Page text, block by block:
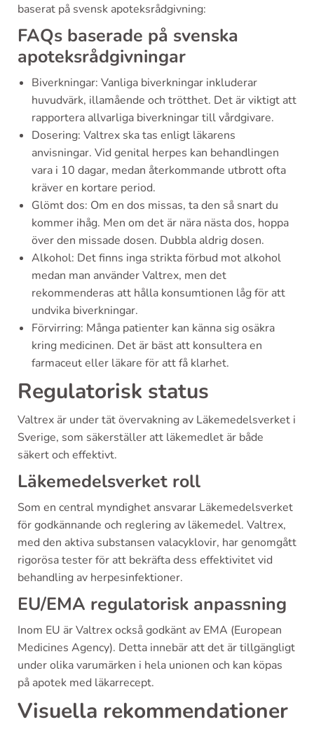
baserat på svensk apoteksrådgivning:
FAQs baserade på svenska
apoteksrådgivningar
Biverkningar: Vanliga biverkningar inkluderar
huvudvärk, illamående och trötthet. Det är viktigt att
rapportera allvarliga biverkningar till vårdgivare.
Dosering: Valtrex ska tas enligt läkarens
anvisningar. Vid genital herpes kan behandlingen
vara i 10 dagar, medan återkommande utbrott ofta
kräver en kortare period.
Glömt dos: Om en dos missas, ta den så snart du
kommer ihåg. Men om det är nära nästa dos, hoppa
över den missade dosen. Dubbla aldrig dosen.
Alkohol: Det finns inga strikta förbud mot alkohol
medan man använder Valtrex, men det
rekommenderas att hålla konsumtionen låg för att
undvika biverkningar.
Förvirring: Många patienter kan känna sig osäkra
kring medicinen. Det är bäst att konsultera en
farmaceut eller läkare för att få klarhet.
Regulatorisk status
Valtrex är under tät övervakning av Läkemedelsverket i
Sverige, som säkerställer att läkemedlet är både
säkert och effektivt.
Läkemedelsverket roll
Som en central myndighet ansvarar Läkemedelsverket
för godkännande och reglering av läkemedel. Valtrex,
med den aktiva substansen valacyklovir, har genomgått
rigorösa tester för att bekräfta dess effektivitet vid
behandling av herpesinfektioner.
EU/EMA regulatorisk anpassning
Inom EU är Valtrex också godkänt av EMA (European
Medicines Agency). Detta innebär att det är tillgängligt
under olika varumärken i hela unionen och kan köpas
på apotek med läkarrecept.
Visuella rekommendationer